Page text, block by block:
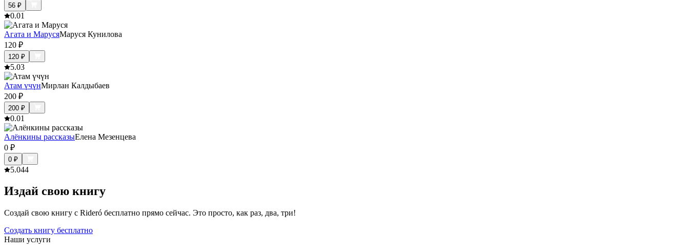
56 ₽
0.01
Агата и МарусяМаруся Кунилова
120 ₽
120 ₽
5.03
Атам үчүнМирлан Калдыбаев
200 ₽
200 ₽
0.01
Алёнкины рассказыЕлена Мезенцева
0 ₽
0 ₽
5.044
Издай свою книгу
Создай свою книгу с Rideró бесплатно прямо сейчас. Это просто, как раз, два, три!
Создать книгу бесплатно
Наши услуги